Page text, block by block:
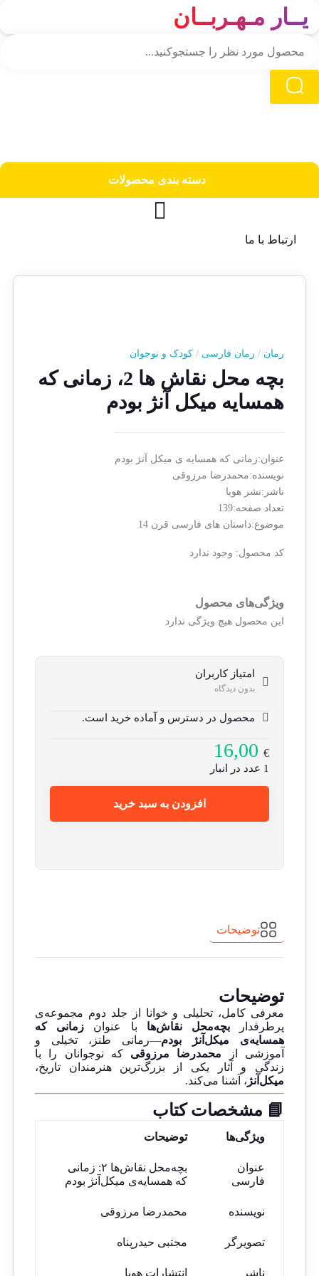
یــار مـهـربــان
دسته‌ بندی محصولات
ارتباط با ما
رمان / رمان فارسی / کودک و نوجوان
بچه محل نقاش ها 2، زمانی که
همسایه میکل آنژ بودم
عنوان:زمانی که همسایه ی میکل آنژ بودم
نویسنده:محمدرضا مرزوقی
ناشر:نشر هویا
تعداد صفحه:139
موضوع:داستان های فارسی قرن 14
کد محصول: وجود ندارد
ویژگی‌های محصول
این محصول هیچ ویژگی ندارد
امتیاز کاربران
بدون دیدگاه
محصول در دسترس و آماده خرید است.
16,00€
1 عدد در انبار
افزودن به سبد خرید
توضیحات
توضیحات
معرفی کامل، تحلیلی و خوانا از جلد دوم مجموعه‌ی
پرطرفداربچه‌محل نقاش‌ها با عنوان زمانی که
همسایه‌ی میکل‌آنژ بودم—رمانی طنز، تخیلی و
آموزشی از محمدرضا مرزوقی که نوجوانان را با
زندگی و آثار یکی از بزرگ‌ترین هنرمندان تاریخ،
میکل‌آنژ ، آشنا می‌کند.
📘 مشخصات کتاب
ویژگی‌ها توضیحات
عنوان
فارسی
بچه‌محل نقاش‌ها ۲: زمانی
که همسایه‌ی میکل‌آنژ بودم
نویسنده محمدرضا مرزوقی
تصویرگر مجتبی حیدرپناه
ناشر انتشارات هوپا